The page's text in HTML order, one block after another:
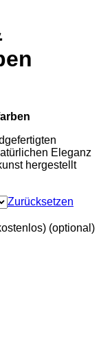
Eleganz
hergestellt
Zurücksetzen
(optional)